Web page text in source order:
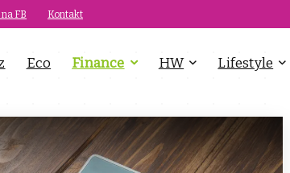
FB Kontakt
Eco Finance HW Lifestyle